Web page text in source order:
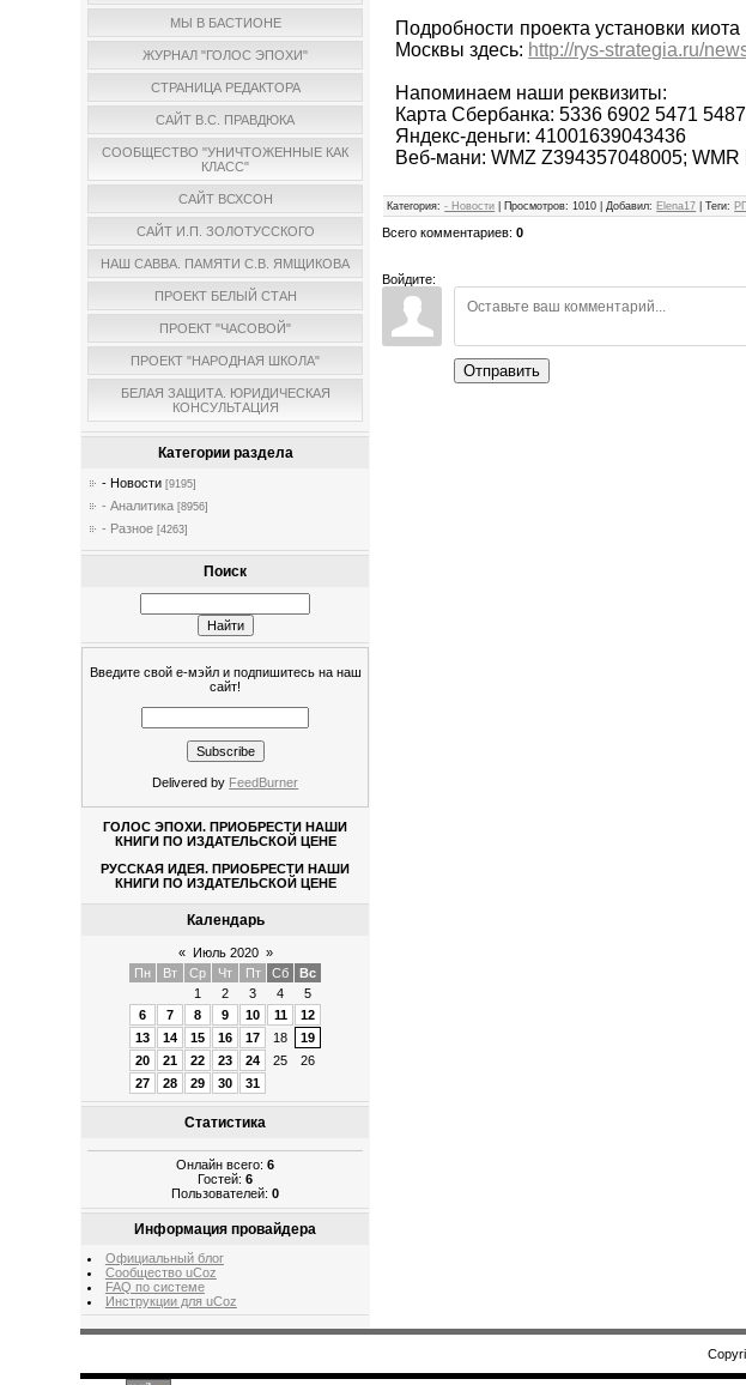
МЫ В БАСТИОНЕ
ЖУРНАЛ "ГОЛОС ЭПОХИ"
СТРАНИЦА РЕДАКТОРА
САЙТ В.С. ПРАВДЮКА
СООБЩЕСТВО "УНИЧТОЖЕННЫЕ КАК
КЛАСС"
САЙТ ВСХСОН
САЙТ И.П. ЗОЛОТУССКОГО
НАШ САВВА. ПАМЯТИ С.В. ЯМЩИКОВА
ПРОЕКТ БЕЛЫЙ СТАН
ПРОЕКТ "ЧАСОВОЙ"
ПРОЕКТ "НАРОДНАЯ ШКОЛА"
БЕЛАЯ ЗАЩИТА. ЮРИДИЧЕСКАЯ
КОНСУЛЬТАЦИЯ
Категории раздела
- Новости [9195]
- Аналитика [8956]
- Разное [4263]
Поиск
Введите свой е-мэйл и подпишитесь на наш
сайт!
Delivered by FeedBurner
ГОЛОС ЭПОХИ. ПРИОБРЕСТИ НАШИ
КНИГИ ПО ИЗДАТЕЛЬСКОЙ ЦЕНЕ
РУССКАЯ ИДЕЯ. ПРИОБРЕСТИ НАШИ
КНИГИ ПО ИЗДАТЕЛЬСКОЙ ЦЕНЕ
Календарь
« Июль 2020 »
Пн
Вт Ср Чт Пт Сб
Вс
1
2 3 4
5
6
7 8 9 10 11
12
13
14 15 16 17 18
19
20
21 22 23 24 25
26
27
28 29 30 31
Статистика
Онлайн всего:6
Гостей:6
Пользователей:0
Информация провайдера
Официальный блог
Сообщество uCoz
FAQ по системе
Инструкции для uCoz
Подробности проекта установки
Москвы здесь: http://rys-strategia.ru/
Напоминаем наши реквизиты:
Карта Сбербанка: 5336 6902 5471
Яндекс-деньги: 41001639043436
Веб-мани: WMZ Z394357048005;
Категория: - Новости Просмотров: 1010 |Добавил: Elena17 |Теги:
Всего комментариев:0
Войдите:
Отправить